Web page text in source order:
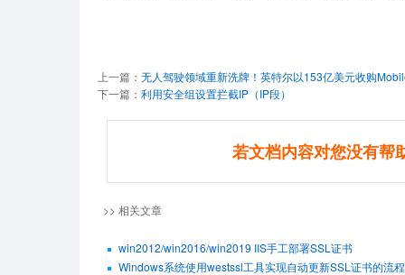
上一篇： 无人驾驶领域重新洗牌！英特尔以153亿美元收购
下一篇： 利用安全组设置拦截IP（IP段）
若文档内容对您没有帮
>> 相关文章
win2012/win2016/win2019 IIS手工部署SSL证书
Windows系统使用westssl工具实现自动更新SSL证书的流程